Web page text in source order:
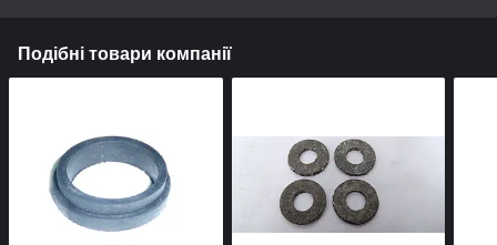
Подібні товари компанії